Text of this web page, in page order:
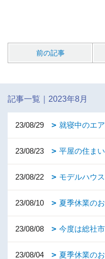
前の記事
記事一覧｜2023年8月
23/08/29 就寝中のエ
23/08/23 平屋の住ま
23/08/22 モデルハウ
23/08/10 夏季休業の
23/08/08 今度は総社市
23/08/04 夏季休業の